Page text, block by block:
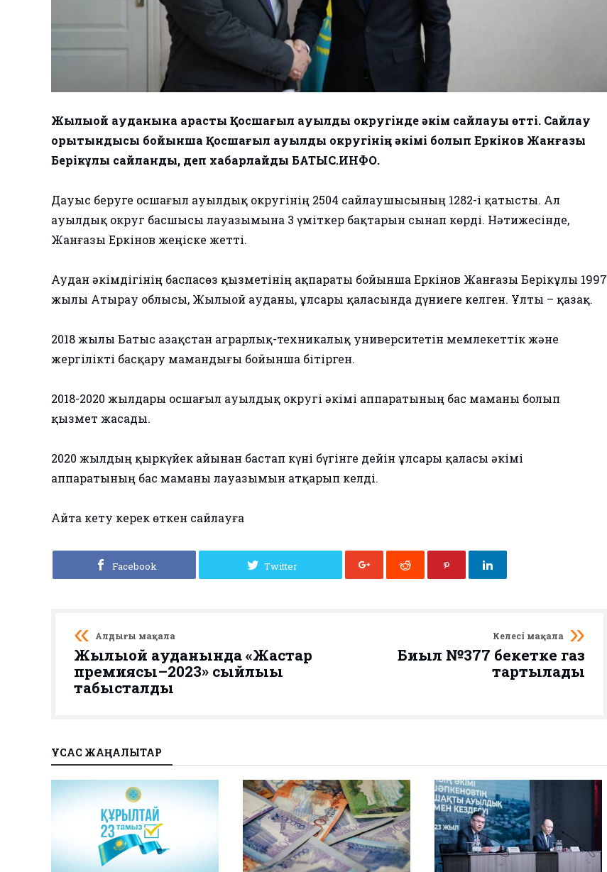
Жылыой ауданына қарасты Қосшағыл ауылдық округінде әкім сайлауы өтті. Сайлау
қорытындысы бойынша Қосшағыл ауылдық округінің әкімі болып Еркінов Жанғазы
Берікұлы сайланды, деп хабарлайды БАТЫС.ИНФО.
Дауыс беруге Қосшағыл ауылдық округінің 2504 сайлаушысының 1282-і қатысты. Ал
ауылдық округ басшысы лауазымына 3 үміткер бақтарын сынап көрді. Нәтижесінде,
Жанғазы Еркінов жеңіске жетті.
Аудан әкімдігінің баспасөз қызметінің ақпараты бойынша Еркінов Жанғазы Берікұлы 1997
жылы Атырау облысы, Жылыой ауданы, Құлсары қаласында дүниеге келген. Ұлты – қазақ.
2018 жылы Батыс Қазақстан аграрлық-техникалық университетін мемлекеттік және
жергілікті басқару мамандығы бойынша бітірген.
2018-2020 жылдары Қосшағыл ауылдық округі әкімі аппаратының бас маманы болып
қызмет жасады.
2020 жылдың қыркүйек айынан бастап күні бүгінге дейін Құлсары қаласы әкімі
аппаратының бас маманы лауазымын атқарып келді.
Айта кету керек өткен сайлауға
Facebook Twitter
Алдыңғы мақала
Жылыой ауданында «Жастар
премиясы–2023» сыйлығы
табысталды
Келесі мақала
Биыл №377 бекетке газ
тартылады
ҰҚСАС ЖАҢАЛЫҚТАР